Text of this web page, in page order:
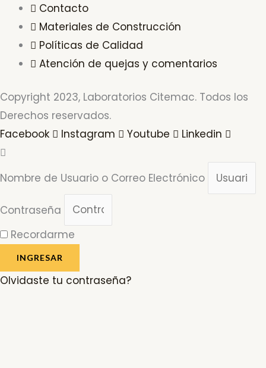
Contacto
Materiales de Construcción
Políticas de Calidad
Atención de quejas y comentarios
Copyright 2023, Laboratorios Citemac. Todos los
Derechos reservados.
Facebook
Instagram Youtube Linkedin
Nombre de Usuario o Correo Electrónico
Contraseña
Recordarme
INGRESAR
Olvidaste tu contraseña?